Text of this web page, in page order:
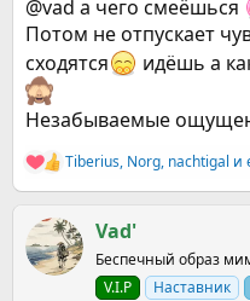
@vad а чего смеёшься
Потом не отпускает
сходятся
идёшь а
Незабываемые
Р
е
ц
и
Tiberius, Norg, nachtigal и
Vad'
Беспечный образ
V.I.P
Наставник